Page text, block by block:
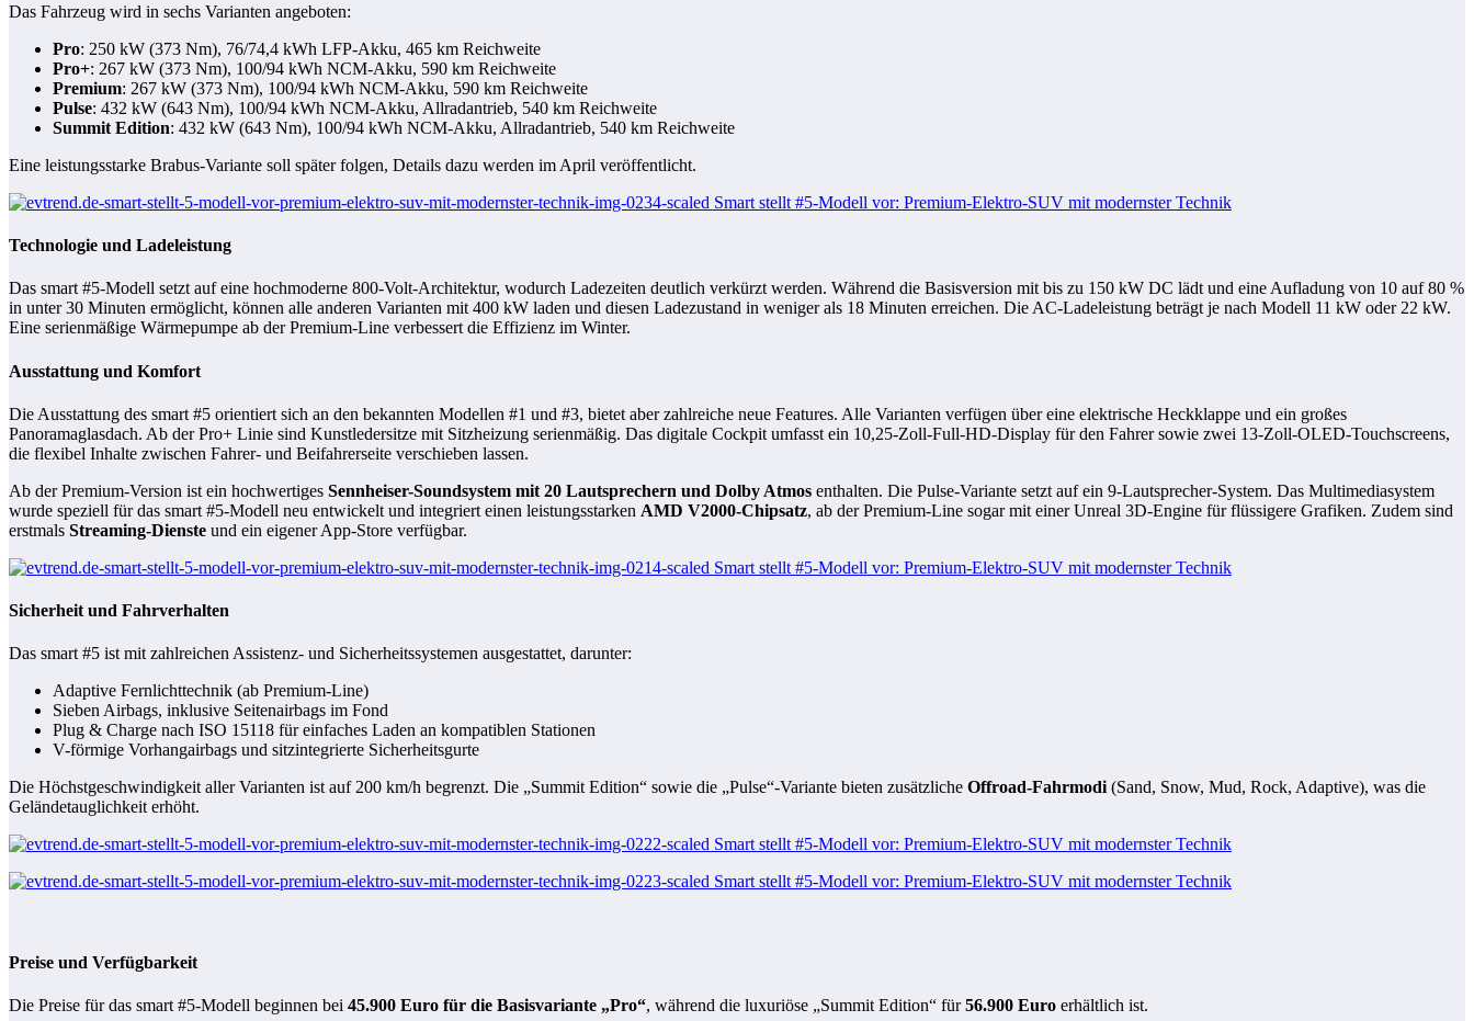
Das Fahrzeug wird in sechs Varianten angeboten:
Pro: 250 kW (373 Nm), 76/74,4 kWh LFP-Akku, 465 km Reichweite
Pro+: 267 kW (373 Nm), 100/94 kWh NCM-Akku, 590 km Reichweite
Premium: 267 kW (373 Nm), 100/94 kWh NCM-Akku, 590 km Reichweite
Pulse: 432 kW (643 Nm), 100/94 kWh NCM-Akku, Allradantrieb, 540 km Reichweite
Summit Edition: 432 kW (643 Nm), 100/94 kWh NCM-Akku, Allradantrieb, 540 km Reichweite
Eine leistungsstarke Brabus-Variante soll später folgen, Details dazu werden im April veröffentlicht.
Technologie und Ladeleistung
Das smart #5-Modell setzt auf eine hochmoderne 800-Volt-Architektur, wodurch Ladezeiten deutlich verkürzt werden. Während die Basisversion mit bis zu 150 kW DC lädt und eine Aufladung von 10 auf 80 %
in unter 30 Minuten ermöglicht, können alle anderen Varianten mit 400 kW laden und diesen Ladezustand in weniger als 18 Minuten erreichen. Die AC-Ladeleistung beträgt je nach Modell 11 kW oder 22 kW.
Eine serienmäßige Wärmepumpe ab der Premium-Line verbessert die Effizienz im Winter.
Ausstattung und Komfort
Die Ausstattung des smart #5 orientiert sich an den bekannten Modellen #1 und #3, bietet aber zahlreiche neue Features. Alle Varianten verfügen über eine elektrische Heckklappe und ein großes
Panoramaglasdach. Ab der Pro+ Linie sind Kunstledersitze mit Sitzheizung serienmäßig. Das digitale Cockpit umfasst ein 10,25-Zoll-Full-HD-Display für den Fahrer sowie zwei 13-Zoll-OLED-Touchscreens,
die flexibel Inhalte zwischen Fahrer- und Beifahrerseite verschieben lassen.
Ab der Premium-Version ist ein hochwertiges Sennheiser-Soundsystem mit 20 Lautsprechern und Dolby Atmos enthalten. Die Pulse-Variante setzt auf ein 9-Lautsprecher-System. Das Multimediasystem
wurde speziell für das smart #5-Modell neu entwickelt und integriert einen leistungsstarken AMD V2000-Chipsatz, ab der Premium-Line sogar mit einer Unreal 3D-Engine für flüssigere Grafiken. Zudem sind
erstmals Streaming-Dienste und ein eigener App-Store verfügbar.
Sicherheit und Fahrverhalten
Das smart #5 ist mit zahlreichen Assistenz- und Sicherheitssystemen ausgestattet, darunter:
Adaptive Fernlichttechnik (ab Premium-Line)
Sieben Airbags, inklusive Seitenairbags im Fond
Plug & Charge nach ISO 15118 für einfaches Laden an kompatiblen Stationen
V-förmige Vorhangairbags und sitzintegrierte Sicherheitsgurte
Die Höchstgeschwindigkeit aller Varianten ist auf 200 km/h begrenzt. Die „Summit Edition“ sowie die „Pulse“-Variante bieten zusätzliche Offroad-Fahrmodi (Sand, Snow, Mud, Rock, Adaptive), was die
Geländetauglichkeit erhöht.
Preise und Verfügbarkeit
Die Preise für das smart #5-Modell beginnen bei 45.900 Euro für die Basisvariante „Pro“, während die luxuriöse „Summit Edition“ für56.900 Euro erhältlich ist.